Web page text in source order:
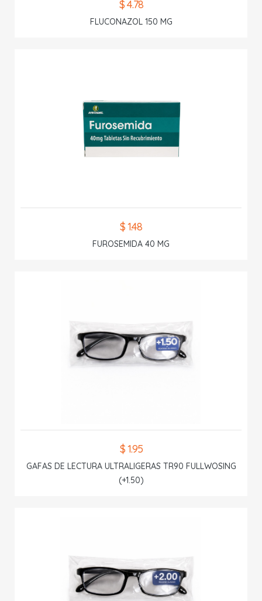
$ 4.78
FLUCONAZOL 150 MG
$ 1.48
FUROSEMIDA 40 MG
$ 1.95
GAFAS DE LECTURA ULTRALIGERAS TR90 FULLWOSING
(+1.50)